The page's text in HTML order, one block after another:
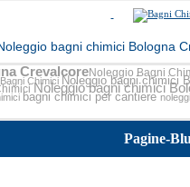
bagni chimici Bologna
CrevalcoreNoleggio Bagni
Chimici Noleggio bagni chimici
Noleggio bagni chimici
bagni chimici per cantiere
Pagine-